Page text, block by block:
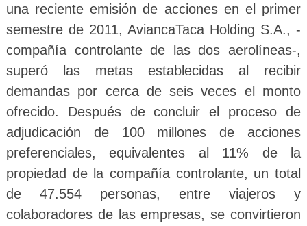
una reciente emisión de acciones en el primer
semestre de 2011, AviancaTaca Holding S.A., -
compañía controlante de las dos aerolíneas-,
superó las metas establecidas al recibir
demandas por cerca de seis veces el monto
ofrecido. Después de concluir el proceso de
adjudicación de 100 millones de acciones
preferenciales, equivalentes al 11% de la
propiedad de la compañía controlante, un total
de 47.554 personas, entre viajeros y
colaboradores de las empresas, se convirtieron